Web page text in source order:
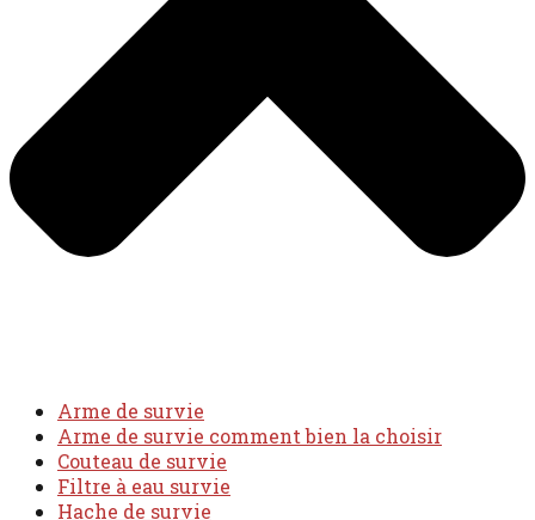
Arme de survie
Arme de survie comment bien la choisir
Couteau de survie
Filtre à eau survie
Hache de survie